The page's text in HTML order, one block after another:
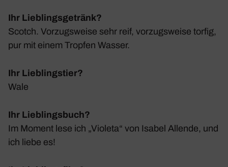
Ihr Lieblingsgetränk?
Scotch. Vorzugs­weise sehr reif, vorzugs­weise torfig,
pur mit einem Tropfen Wasser.
Ihr Lieblingstier?
Wale
Ihr Lieblingsbuch?
Im Moment lese ich „Violeta“ von Isabel Allende, und
ich liebe es!